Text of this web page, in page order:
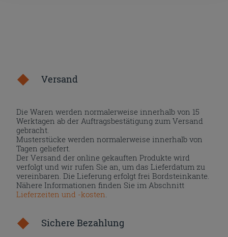
Versand
Die Waren werden normalerweise innerhalb von 15
Werktagen ab der Auftragsbestätigung zum Versand
gebracht.
Musterstücke werden normalerweise innerhalb von
Tagen geliefert.
Der Versand der online gekauften Produkte wird
verfolgt und wir rufen Sie an, um das Lieferdatum zu
vereinbaren. Die Lieferung erfolgt frei Bordsteinkante.
Nähere Informationen finden Sie im Abschnitt
Lieferzeiten und -kosten
Sichere Bezahlung